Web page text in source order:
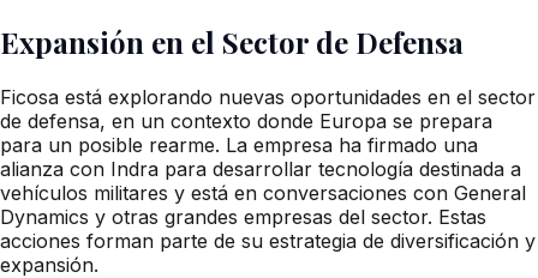
Expansión en el Sector de Defensa
Ficosa está explorando nuevas oportunidades en el sector
de defensa, en un contexto donde Europa se prepara
para un posible rearme. La empresa ha firmado una
alianza con Indra para desarrollar tecnología destinada a
vehículos militares y está en conversaciones con General
Dynamics y otras grandes empresas del sector. Estas
acciones forman parte de su estrategia de diversificación y
expansión.